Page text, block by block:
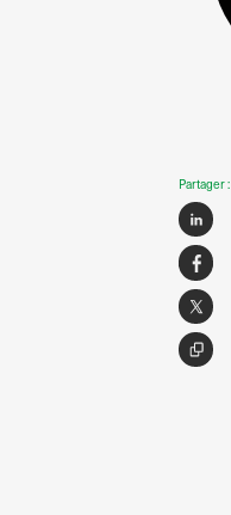
Partager :